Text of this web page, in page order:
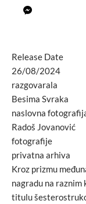
Release Date
26/08/2024
razgovarala
Besima Svraka
naslovna
Radoš Jovanović
fotografije
privatna arhiva
Kroz prizmu
nagradu na
titulu